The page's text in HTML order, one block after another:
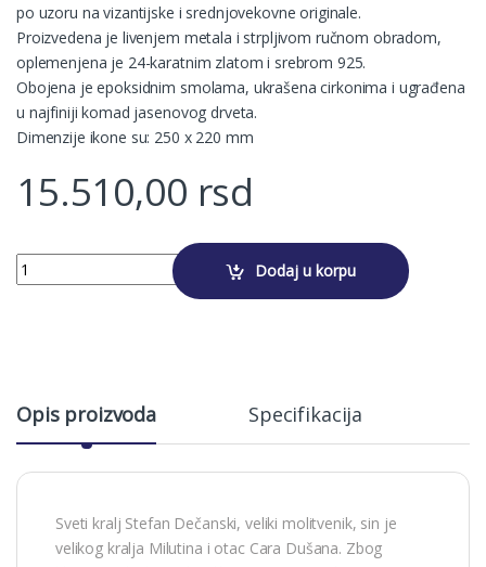
po uzoru na vizantijske i srednjovekovne originale.
Proizvedena je livenjem metala i strpljivom ručnom obradom,
oplemenjena je 24-karatnim zlatom i srebrom 925.
Obojena je epoksidnim smolama, ukrašena cirkonima i ugrađena
u najfiniji komad jasenovog drveta.
Dimenzije ikone su: 250 x 220 mm
15.510,00 rsd
SVETI КRALJ STEFAN DEČANSКI quantityDodaj u korpu
Opis proizvoda Specifikacija
Sveti kralj Stefan Dečanski, veliki molitvenik, sin je
velikog kralja Milutina i otac Cara Dušana. Zbog